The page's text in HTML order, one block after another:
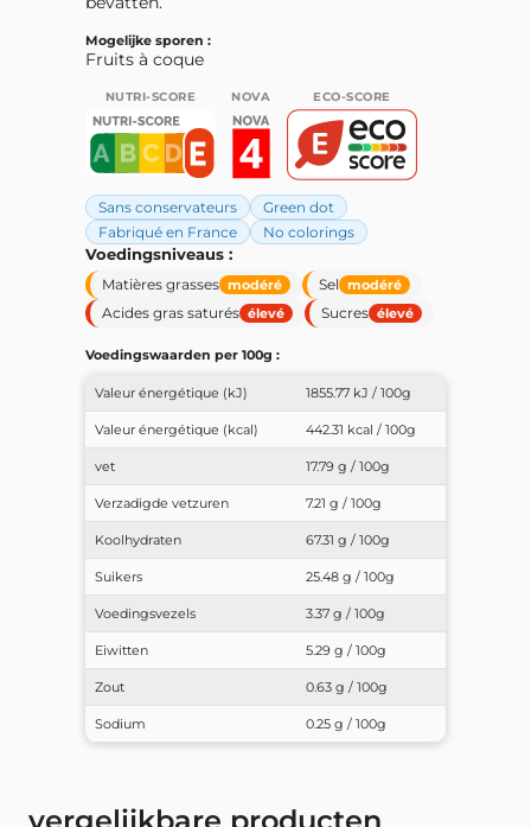
Mogelijke sporen :
Fruits à coque
NUTRI-SCORE NOVA ECO-SCORE
Sans conservateurs
Green dot
Fabriqué en France
No colorings
Voedingsniveaus :
Matières grasses modéré Sel modéré
Acides gras saturés élevé Sucres élevé
Voedingswaarden per 100g :
Valeur énergétique (kJ) 1855.77 kJ / 100g
Valeur énergétique (kcal) 442.31 kcal / 100g
vet 17.79 g / 100g
Verzadigde vetzuren 7.21 g / 100g
Koolhydraten 67.31 g / 100g
Suikers 25.48 g / 100g
Voedingsvezels 3.37 g / 100g
Eiwitten 5.29 g / 100g
Zout 0.63 g / 100g
Sodium 0.25 g / 100g
vergelijkbare producten